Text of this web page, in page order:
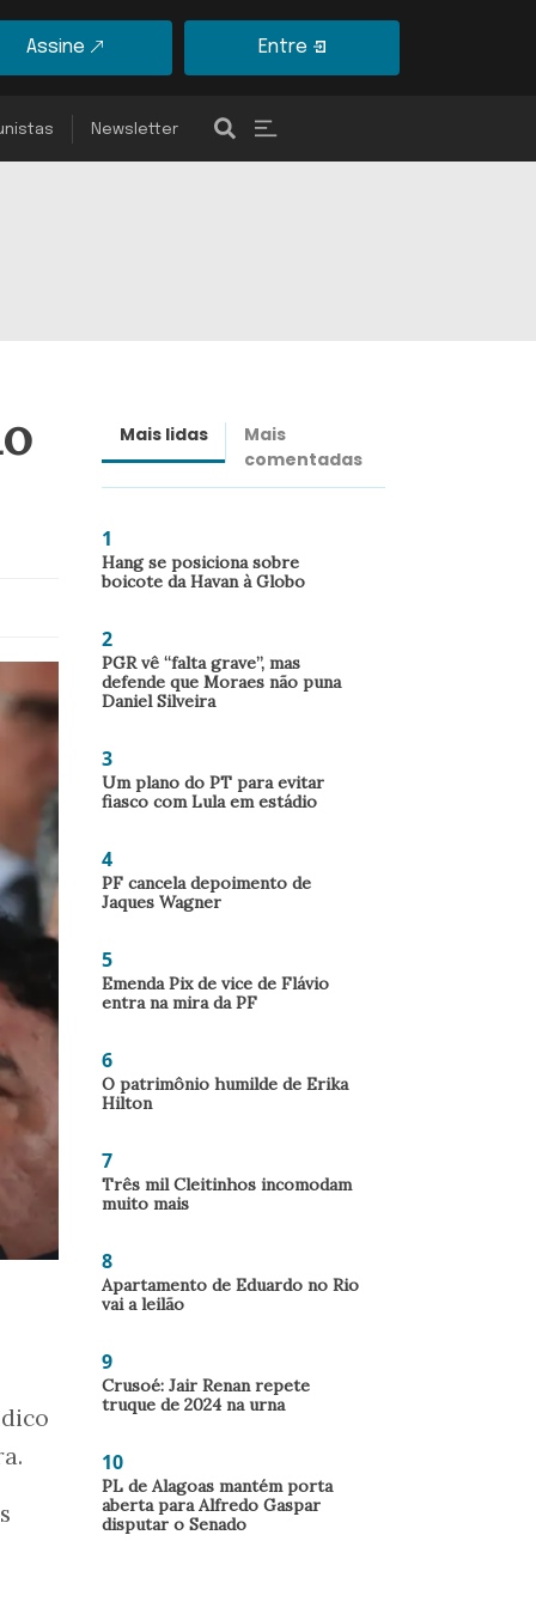
Assine Entre
Newsletter
Mais lidas
Mais
comentadas
1
Hang se posiciona sobre
boicote da Havan à Globo
2
PGR vê “falta grave”, mas
defende que Moraes não puna
Daniel Silveira
3
Um plano do PT para evitar
fiasco com Lula em estádio
4
PF cancela depoimento de
Jaques Wagner
5
Emenda Pix de vice de Flávio
entra na mira da PF
6
O patrimônio humilde de Erika
Hilton
7
Três mil Cleitinhos incomodam
muito mais
8
Apartamento de Eduardo no Rio
vai a leilão
9
Crusoé: Jair Renan repete
truque de 2024 na urna
10
PL de Alagoas mantém porta
aberta para Alfredo Gaspar
disputar o Senado